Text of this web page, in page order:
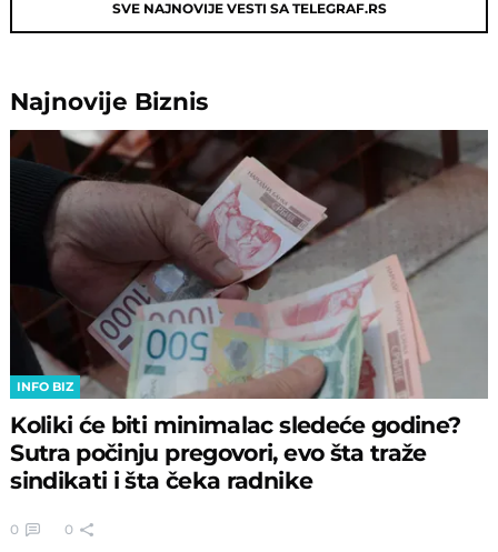
SVE NAJNOVIJE VESTI SA TELEGRAF.RS
Najnovije Biznis
INFO BIZ
Koliki će biti minimalac sledeće godine?
Sutra počinju pregovori, evo šta traže
sindikati i šta čeka radnike
0 0